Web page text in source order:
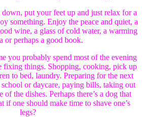
put your feet up and just relax for a
something. Enjoy the peace and quiet, a
wine, a glass of cold water, a warming
or perhaps a good book.
you probably spend most of the evening
fixing things. Shopping, cooking, pick up
to bed, laundry. Preparing for the next
or daycare, paying bills, taking out
of the dishes. Perhaps there’s a dog that
if one should make time to shave one’s
legs?